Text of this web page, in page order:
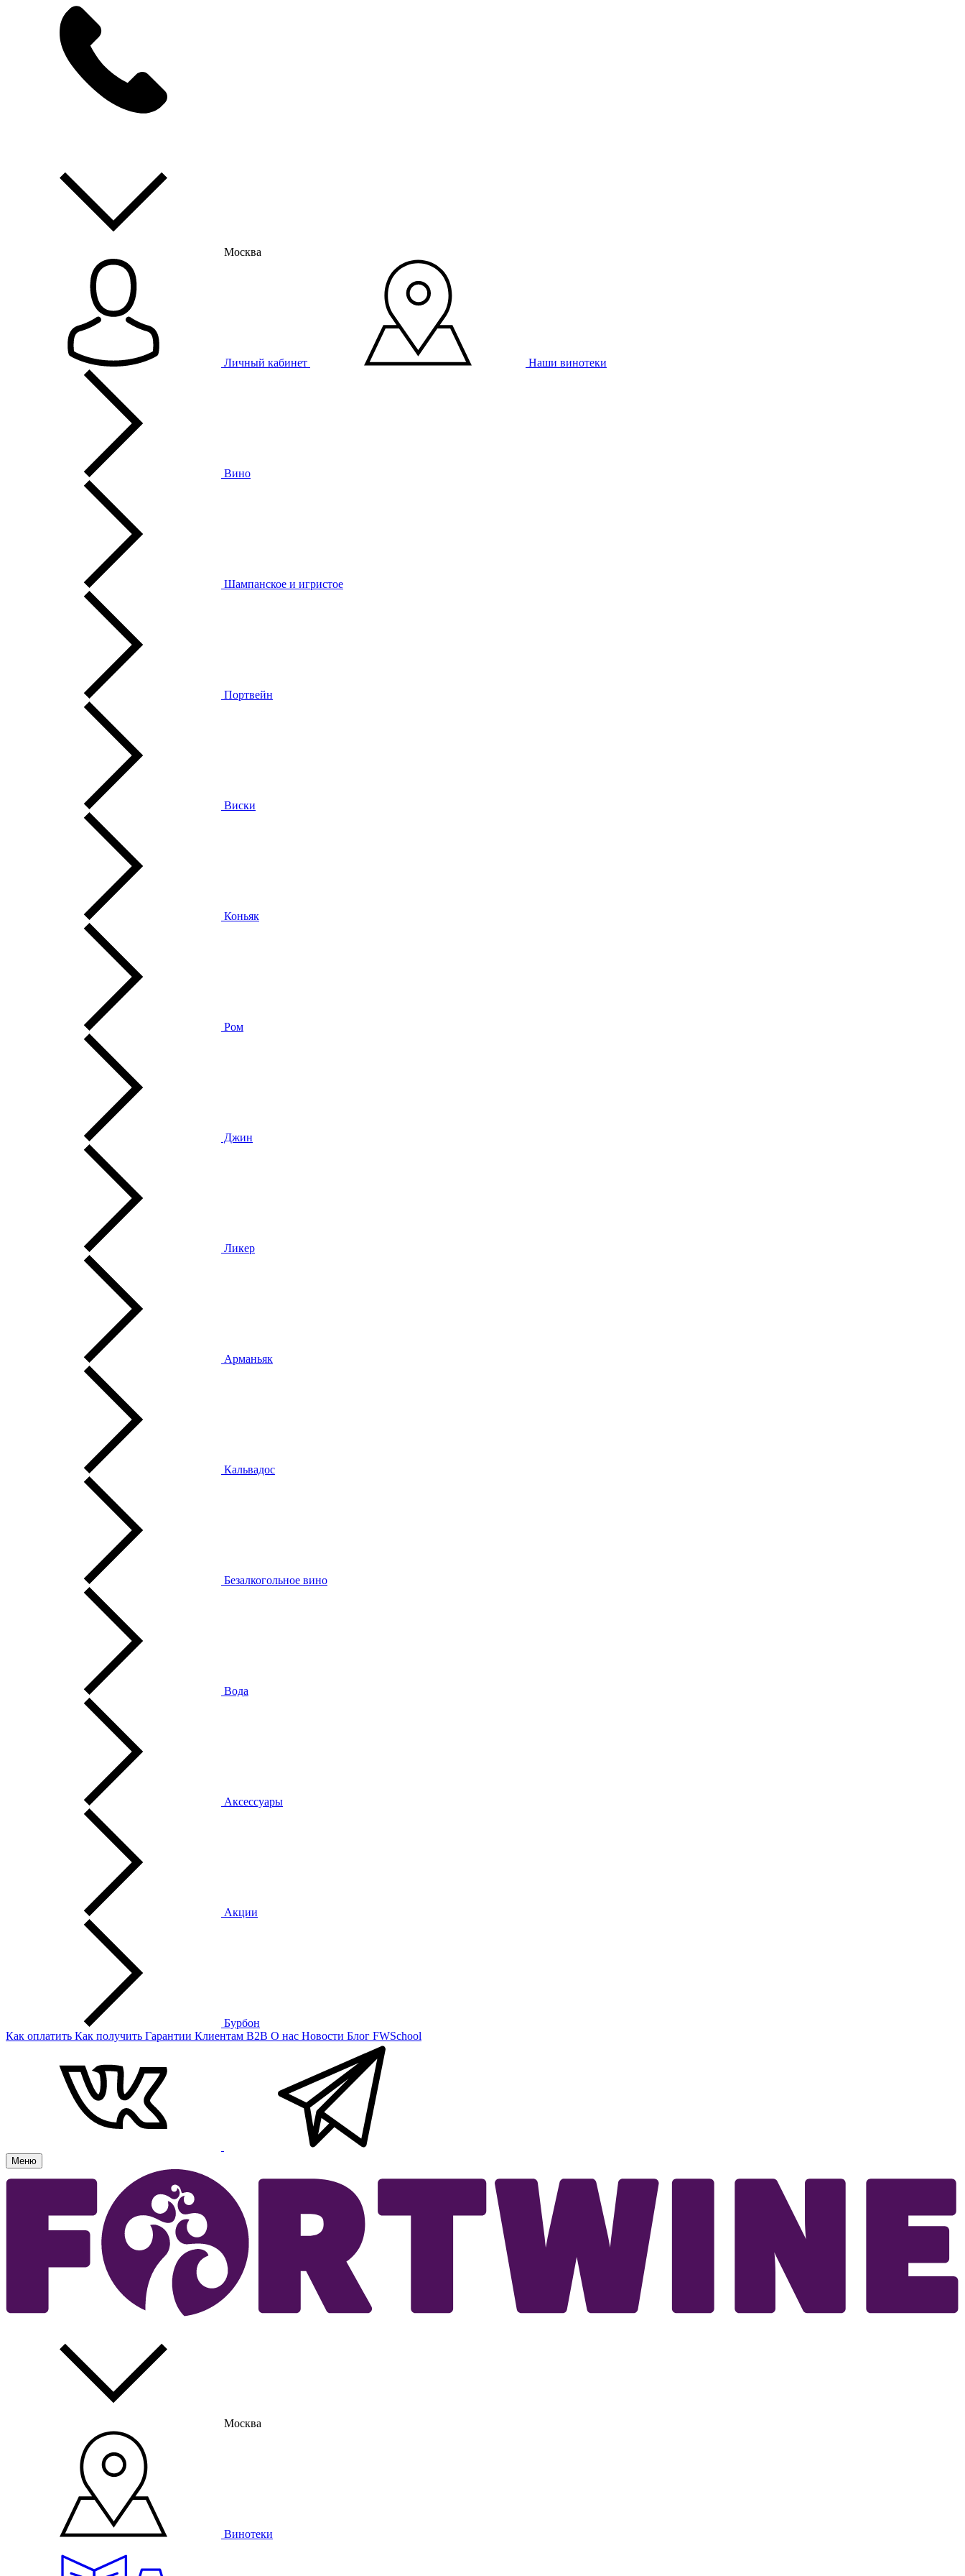
Москва
Личный кабинет Наши винотеки
Вино
Шампанское и игристое
Портвейн
Виски
Коньяк
Ром
Джин
Ликер
Арманьяк
Кальвадос
Безалкогольное вино
Вода
Аксессуары
Акции
Бурбон
Как оплатить Как получить Гарантии Клиентам B2B О нас Новости Блог FWSchool
Меню
Москва
Винотеки